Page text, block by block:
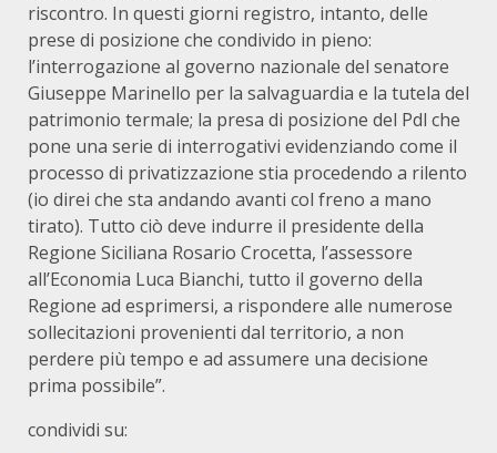
riscontro. In questi giorni registro, intanto, delle
prese di posizione che condivido in pieno:
l’interrogazione al governo nazionale del senatore
Giuseppe Marinello per la salvaguardia e la tutela del
patrimonio termale; la presa di posizione del Pdl che
pone una serie di interrogativi evidenziando come il
processo di privatizzazione stia procedendo a rilento
(io direi che sta andando avanti col freno a mano
tirato). Tutto ciò deve indurre il presidente della
Regione Siciliana Rosario Crocetta, l’assessore
all’Economia Luca Bianchi, tutto il governo della
Regione ad esprimersi, a rispondere alle numerose
sollecitazioni provenienti dal territorio, a non
perdere più tempo e ad assumere una decisione
prima possibile”.
condividi su: